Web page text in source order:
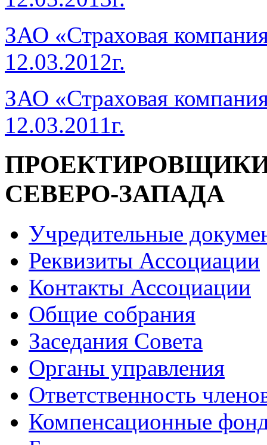
ЗАО «Страховая
12.03.2012г.
ЗАО «Страховая
12.03.2011г.
СЕВЕРО-ЗАПАДА
Учредительные
Реквизиты Ассоциации
Контакты Ассоциации
Общие собрания
Заседания Совета
Органы управления
Ответственность
Компенсационные